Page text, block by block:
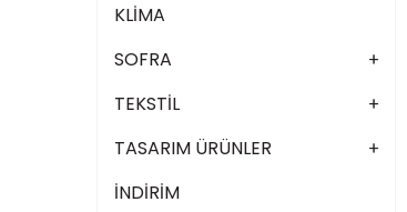
KLİMA
SOFRA
TEKSTİL
TASARIM ÜRÜNLER
İNDİRİM